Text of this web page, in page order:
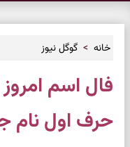
خانه گوگل نیوز
فال اسم
حرف اول نام جمعه